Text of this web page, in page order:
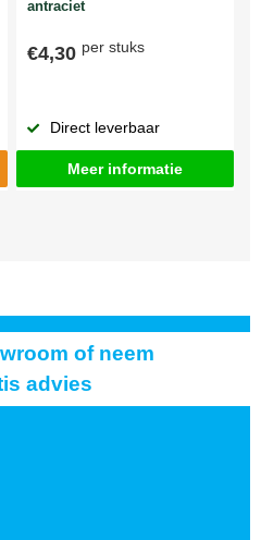
antraciet
€4,30 per stuks
Direct leverbaar
Meer informatie
of neem
advies